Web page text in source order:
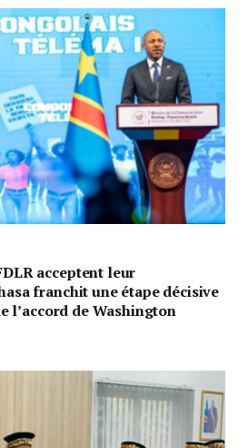
acceptent leur
franchit une étape décisive
l’accord de Washington